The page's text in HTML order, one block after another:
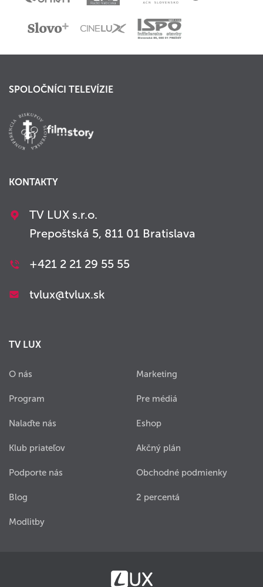
SPOLOČNÍCI TELEVÍZIE
KONTAKTY
TV LUX s.r.o.
Prepoštská 5, 811 01 Bratislava
+421 2 21 29 55 55
tvlux@tvlux.sk
TV LUX
O nás
Program
Nalaďte nás
Klub priateľov
Podporte nás
Blog
Modlitby
Marketing
Pre médiá
Eshop
Akčný plán
Obchodné podmienky
2 percentá